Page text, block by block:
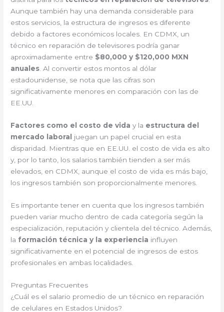
Aunque también hay una demanda considerable para
estos servicios, la estructura de ingresos es diferente
debido a factores económicos locales. En CDMX, un
técnico en reparación de televisores podría ganar
aproximadamente entre $80,000 y $120,000 MXN
anuales . Al convertir estos montos al dólar
estadounidense, se nota que las cifras son
significativamente menores en comparación con las de
EE.UU.
Factores como el costo de vida y la estructura del
mercado laboral
juegan un papel crucial en esta
disparidad. Mientras que en EE.UU. el costo de vida es alto
y, por lo tanto, los salarios también tienden a ser más
elevados, en CDMX, aunque el costo de vida es más bajo,
los ingresos también son proporcionalmente menores.
Es importante tener en cuenta que los ingresos también
pueden variar mucho dentro de cada categoría según la
especialización, reputación y clientela del técnico. Además,
la formación técnica y la experiencia influyen
significativamente en el potencial de ingresos de estos
profesionales en ambas localidades.
Preguntas Frecuentes
¿Cuál es el salario promedio de un técnico en reparación
de celulares en Estados Unidos?